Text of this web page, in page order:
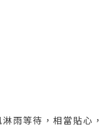
雨等待，相當貼心，